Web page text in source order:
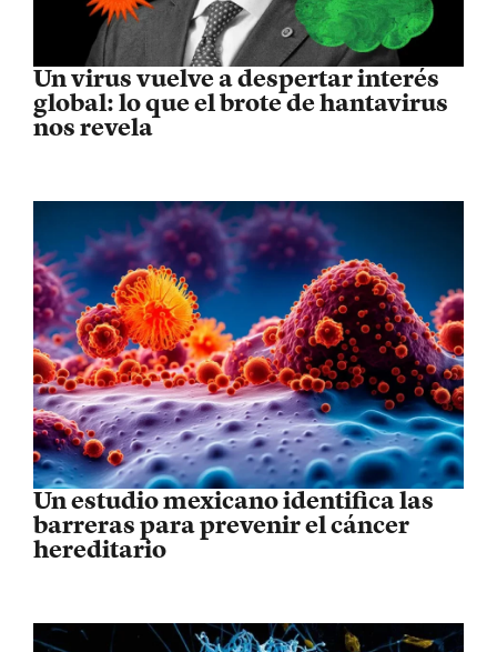
Un virus vuelve a despertar interés
global: lo que el brote de hantavirus
nos revela
Un estudio mexicano identifica las
barreras para prevenir el cáncer
hereditario